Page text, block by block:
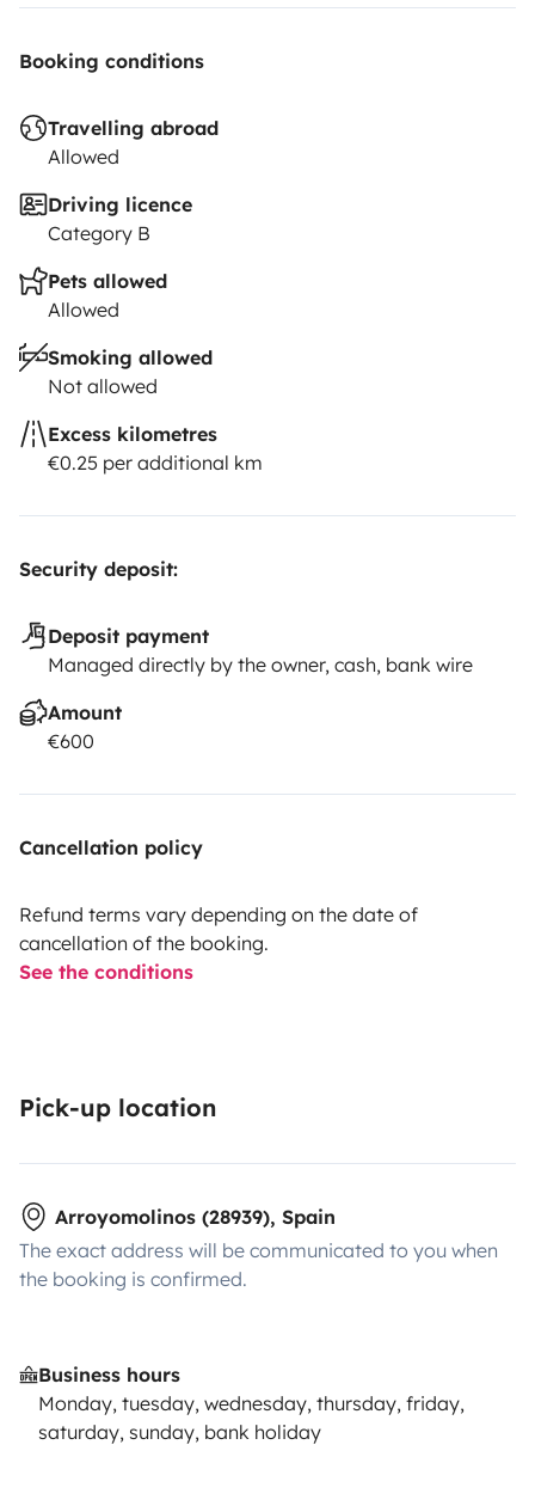
Booking conditions
Travelling abroad
Allowed
Driving licence
Category B
Pets allowed
Allowed
Smoking allowed
Not allowed
Excess kilometres
€0.25 per additional km
Security deposit:
Deposit payment
Managed directly by the owner, cash, bank wire
Amount
€600
Cancellation policy
Refund terms vary depending on the date of
cancellation of the booking.
See the conditions
Pick-up location
Arroyomolinos (28939), Spain
The exact address will be communicated to you when
the booking is confirmed.
Business hours
Monday, tuesday, wednesday, thursday, friday,
saturday, sunday, bank holiday